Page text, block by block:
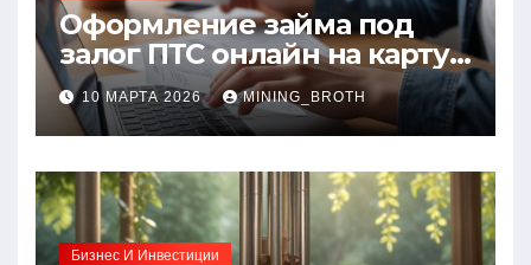
Оформление займа под
залог ПТС онлайн на карту
без визита в офис: порядок,
требования и документы
10 МАРТА 2026 MINING_BROTH
Бизнес И Инвестиции